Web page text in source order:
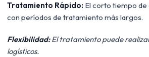
Tratamiento Rápido: El corto tiempo
con períodos de tratamiento más largos.
Flexibilidad:El tratamiento puede
logísticos.